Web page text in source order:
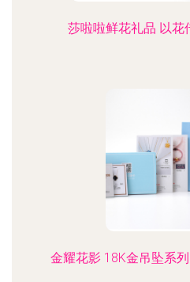
莎啦啦鲜花礼品 以花
金耀花影 18K金吊坠系